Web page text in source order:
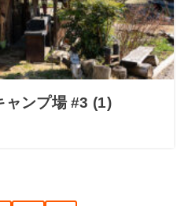
ンプ場 #3 (1)